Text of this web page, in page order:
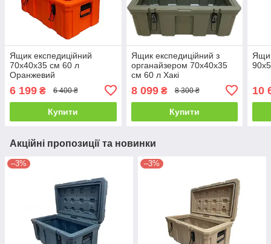
Ящик експедиційний
70х40х35 см 60 л
Оранжевий
6 199 ₴ 6 400 ₴
Купити
Ящик експедиційний з
органайзером 70х40х35
см 60 л Хакі
8 099₴ 8 300 ₴
Купити
10
Акційні пропозиції та новинки
–3% –3%